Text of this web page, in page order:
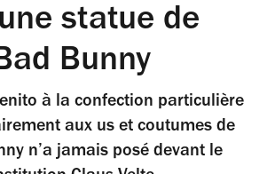
statue de
Bunny
à la confection particulière
aux us et coutumes de
n’a jamais posé devant le